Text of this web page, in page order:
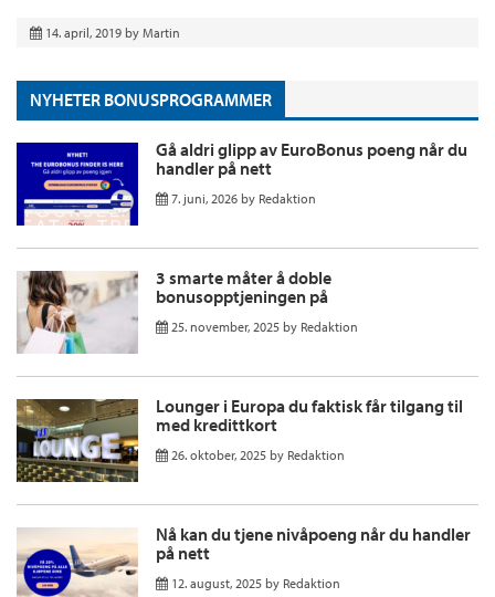
14. april, 2019 by Martin
NYHETER BONUSPROGRAMMER
Gå aldri glipp av EuroBonus poeng når du
handler på nett
7. juni, 2026 by Redaktion
3 smarte måter å doble
bonusopptjeningen på
25. november, 2025 by Redaktion
Lounger i Europa du faktisk får tilgang til
med kredittkort
26. oktober, 2025 by Redaktion
Nå kan du tjene nivåpoeng når du handler
på nett
12. august, 2025 by Redaktion